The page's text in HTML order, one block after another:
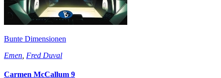
Bunte Dimensionen
Emen Fred Duval
Carmen McCallum 9